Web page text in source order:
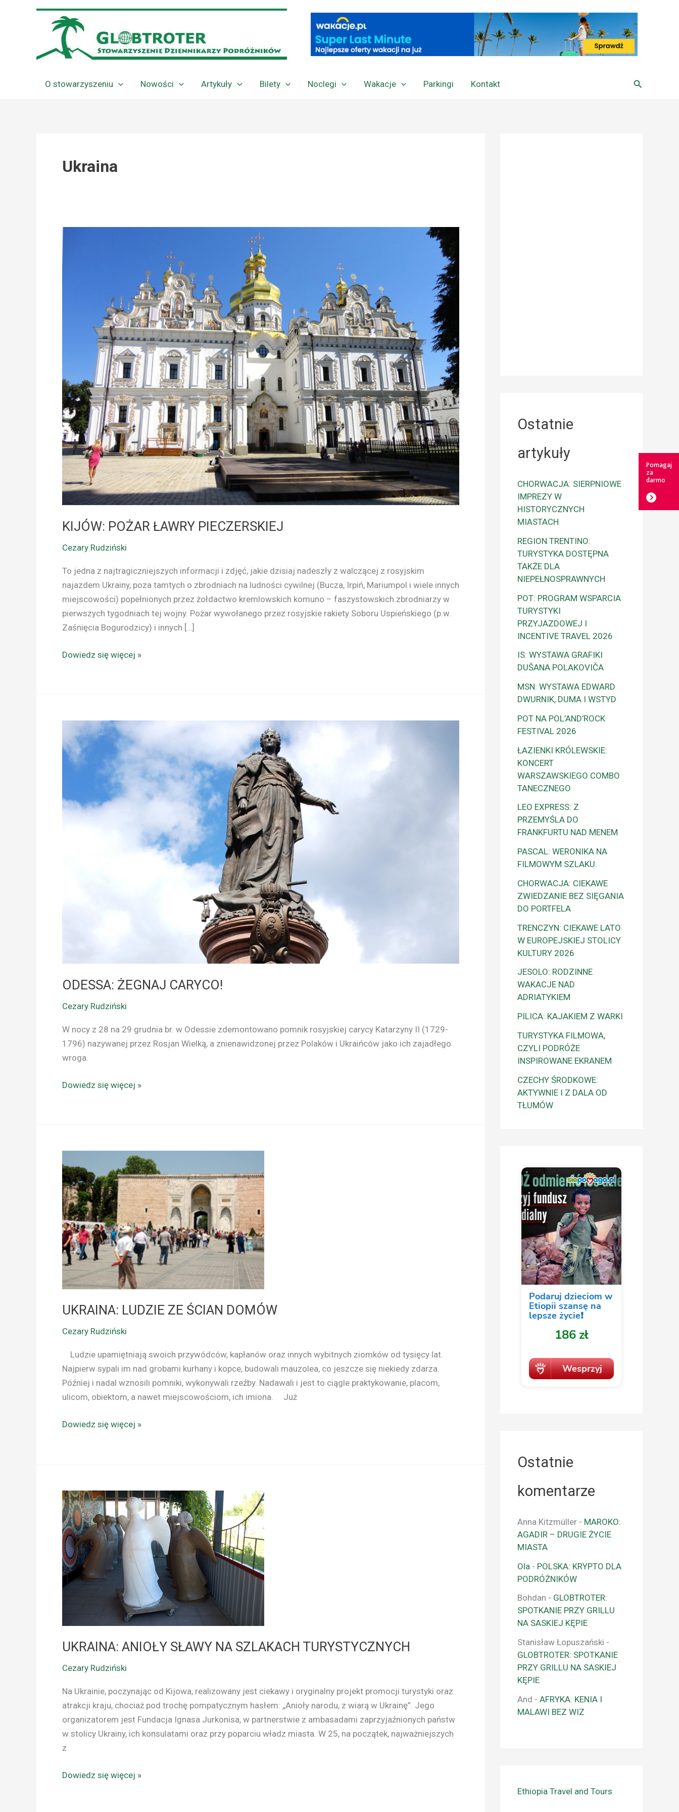
O stowarzyszeniu Nowości Artykuły Bilety Noclegi Wakacje Parkingi Kontakt Szukaj
Ukraina
KIJÓW: POŻAR ŁAWRY PIECZERSKIEJ
Cezary Rudziński
To jedna z najtragiczniejszych informacji i zdjęć, jakie dzisiaj nadeszły z walczącej z rosyjskim
najazdem Ukrainy, poza tamtych o zbrodniach na ludności cywilnej (Bucza, Irpiń, Mariumpol i wiele innych
miejscowości) popełnionych przez żołdactwo kremlowskich komuno – faszystowskich zbrodniarzy w
pierwszych tygodniach tej wojny. Pożar wywołanego przez rosyjskie rakiety Soboru Uspieńskiego (p.w.
Zaśnięcia Bogurodzicy) i innych […]
KIJÓW:
POŻAR
ŁAWRY
Dowiedz się więcej »
ODESSA: ŻEGNAJ CARYCO!
Cezary Rudziński
W nocy z 28 na 29 grudnia br. w Odessie zdemontowano pomnik rosyjskiej carycy Katarzyny II (1729-
1796) nazywanej przez Rosjan Wielką, a znienawidzonej przez Polaków i Ukraińców jako ich zajadłego
wroga.
ODESSA:
ŻEGNAJ
CARYCO!
Dowiedz się więcej »
UKRAINA: LUDZIE ZE ŚCIAN DOMÓW
Cezary Rudziński
Ludzie upamiętniają swoich przywódców, kapłanów oraz innych wybitnych ziomków od tysięcy lat.
Najpierw sypali im nad grobami kurhany i kopce, budowali mauzolea, co jeszcze się niekiedy zdarza.
Później i nadal wznosili pomniki, wykonywali rzeźby. Nadawali i jest to ciągle praktykowanie, placom,
ulicom, obiektom, a nawet miejscowościom, ich imiona. Już
LUDZIE
ZE
ŚCIAN
DOMÓW
Dowiedz się więcej »
UKRAINA: ANIOŁY SŁAWY NA SZLAKACH TURYSTYCZNYCH
Cezary Rudziński
Na Ukrainie, poczynając od Kijowa, realizowany jest ciekawy i oryginalny projekt promocji turystyki oraz
atrakcji kraju, chociaż pod trochę pompatycznym hasłem: „Anioły narodu, z wiarą w Ukrainę”. Jego
organizatorem jest Fundacja Ignasa Jurkonisa, w partnerstwie z ambasadami zaprzyjaźnionych państw
w stolicy Ukrainy, ich konsulatami oraz przy poparciu władz miasta. W 25, na początek, najważniejszych
z
UKRAINA:
ANIOŁY
SŁAWY
NA
SZLAKACH
TURYSTYCZNYCH
Dowiedz się więcej »
Ostatnie
artykuły
CHORWACJA: SIERPNIOWE
IMPREZY W
HISTORYCZNYCH
MIASTACH
REGION TRENTINO:
TURYSTYKA DOSTĘPNA
TAKŻE DLA
NIEPEŁNOSPRAWNYCH
POT: PROGRAM WSPARCIA
TURYSTYKI
PRZYJAZDOWEJ I
INCENTIVE TRAVEL 2026
IS: WYSTAWA GRAFIKI
DUŠANA POLAKOVIČA
MSN: WYSTAWA EDWARD
DWURNIK, DUMA I WSTYD
POT NA POL’AND’ROCK
FESTIVAL 2026
ŁAZIENKI KRÓLEWSKIE:
KONCERT
WARSZAWSKIEGO COMBO
TANECZNEGO
LEO EXPRESS: Z
PRZEMYŚLA DO
FRANKFURTU NAD MENEM
PASCAL: WERONIKA NA
FILMOWYM SZLAKU.
CHORWACJA: CIEKAWE
ZWIEDZANIE BEZ SIĘGANIA
DO PORTFELA
TRENCZYN: CIEKAWE LATO
W EUROPEJSKIEJ STOLICY
KULTURY 2026
JESOLO: RODZINNE
WAKACJE NAD
ADRIATYKIEM
PILICA: KAJAKIEM Z WARKI
TURYSTYKA FILMOWA,
CZYLI PODRÓŻE
INSPIROWANE EKRANEM
CZECHY ŚRODKOWE:
AKTYWNIE I Z DALA OD
TŁUMÓW
Ostatnie
komentarze
Anna Kitzmüller - MAROKO:
AGADIR – DRUGIE ŻYCIE
MIASTA
Ola - POLSKA: KRYPTO DLA
PODRÓŻNIKÓW
Bohdan - GLOBTROTER:
SPOTKANIE PRZY GRILLU
NA SASKIEJ KĘPIE
Stanisław Łopuszański -
GLOBTROTER: SPOTKANIE
PRZY GRILLU NA SASKIEJ
KĘPIE
And - AFRYKA: KENIA I
MALAWI BEZ WIZ
Ethiopia Travel and Tours
Pomagaj
za
darmo